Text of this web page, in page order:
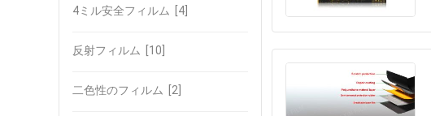
4ミル安全フィルム [4]
反射フィルム [10]
二色性のフィルム [2]